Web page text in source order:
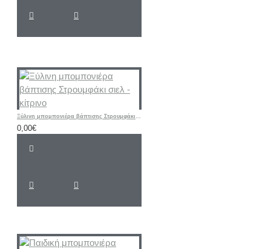
Ξύλινη μπομπονιέρα βάπτισης Στρουμφάκι σιελ - κίτρινο
0,00€